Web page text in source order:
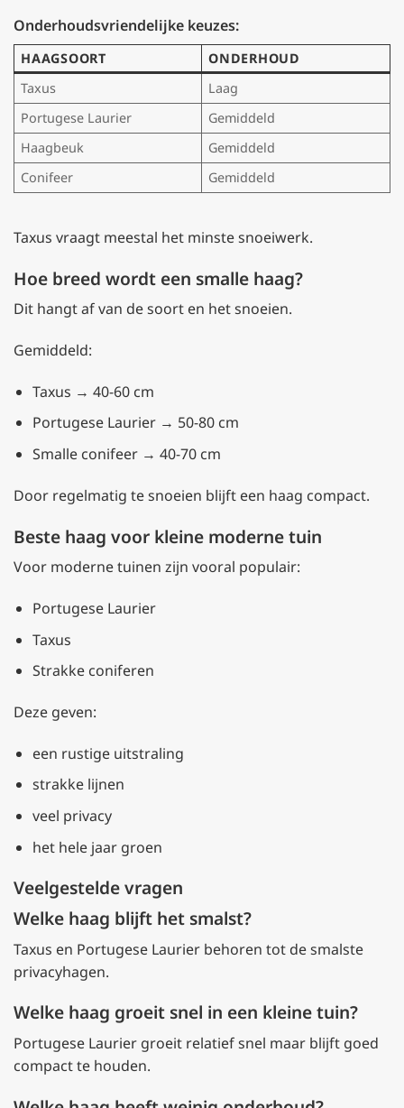
Onderhoudsvriendelijke keuzes:
HAAGSOORT
ONDERHOUD
Taxus
Laag
Portugese Laurier
Gemiddeld
Haagbeuk
Gemiddeld
Conifeer
Gemiddeld
Taxus vraagt meestal het minste snoeiwerk.
Hoe breed wordt een smalle haag?
Dit hangt af van de soort en het snoeien.
Gemiddeld:
Taxus → 40-60 cm
Portugese Laurier → 50-80 cm
Smalle conifeer → 40-70 cm
Door regelmatig te snoeien blijft een haag compact.
Beste haag voor kleine moderne tuin
Voor moderne tuinen zijn vooral populair:
Portugese Laurier
Taxus
Strakke coniferen
Deze geven:
een rustige uitstraling
strakke lijnen
veel privacy
het hele jaar groen
Veelgestelde vragen
Welke haag blijft het smalst?
Taxus en Portugese Laurier behoren tot de smalste
privacyhagen.
Welke haag groeit snel in een kleine tuin?
Portugese Laurier groeit relatief snel maar blijft goed
compact te houden.